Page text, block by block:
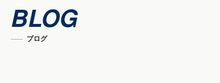
BLOG
ブログ